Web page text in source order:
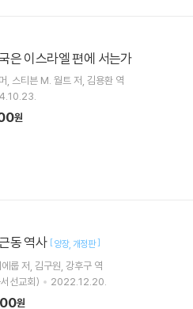
은 이스라엘 편에 서는가
스티븐 M. 월트저 김용환 역
원
동 역사 [양장 개정판]
룹저 김구원 강후구 역
선교회)
2022.12.20.
원